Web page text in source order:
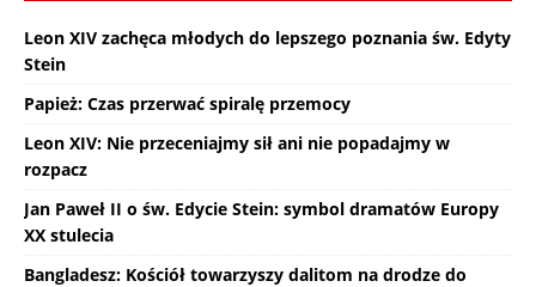
Leon XIV zachęca młodych do lepszego poznania św. Edyty
Stein
Papież: Czas przerwać spiralę przemocy
Leon XIV: Nie przeceniajmy sił ani nie popadajmy w
rozpacz
Jan Paweł II o św. Edycie Stein: symbol dramatów Europy
XX stulecia
Bangladesz: Kościół towarzyszy dalitom na drodze do